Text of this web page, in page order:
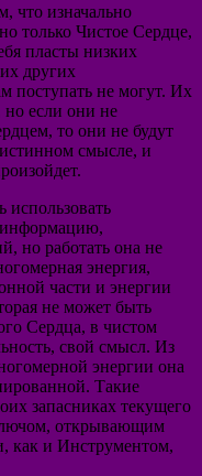
что изначально
только Чистое Сердце,
пласты низких
других
поступать не могут. Их
если они не
то они не будут
смысле, и
но работать она не
энергия,
части и энергии
не может быть
Сердца, в чистом
свой смысл. Из
энергии она
Такие
запасниках текущего
открывающим
как и Инструментом,